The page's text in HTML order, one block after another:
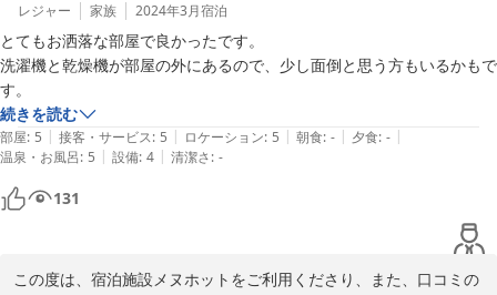
レジャー 家族 2024年3月宿泊
とてもお洒落な部屋で良かったです。
洗濯機と乾燥機が部屋の外にあるので、少し面倒と思う方もいるかもで
す。
続きを読む
部屋: 5 | 接客・サービス: 5 | ロケーション: 5 | 朝食: - | 夕食: - |
温泉・お風呂: 5 | 設備: 4 | 清潔さ: -
131
この度は、宿泊施設メヌホットをご利用くださり、また、口コミの